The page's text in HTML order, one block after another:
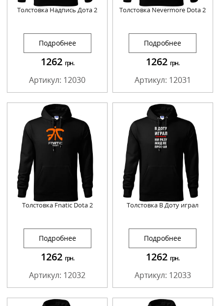
Толстовка Надпись Дота 2
Подробнее
1262 грн.
Артикул: 12030
Толстовка Nevermore Dota 2
Подробнее
1262 грн.
Артикул: 12031
Толстовка Fnatic Dota 2
Подробнее
1262 грн.
Артикул: 12032
Толстовка В Доту играл
Подробнее
1262 грн.
Артикул: 12033